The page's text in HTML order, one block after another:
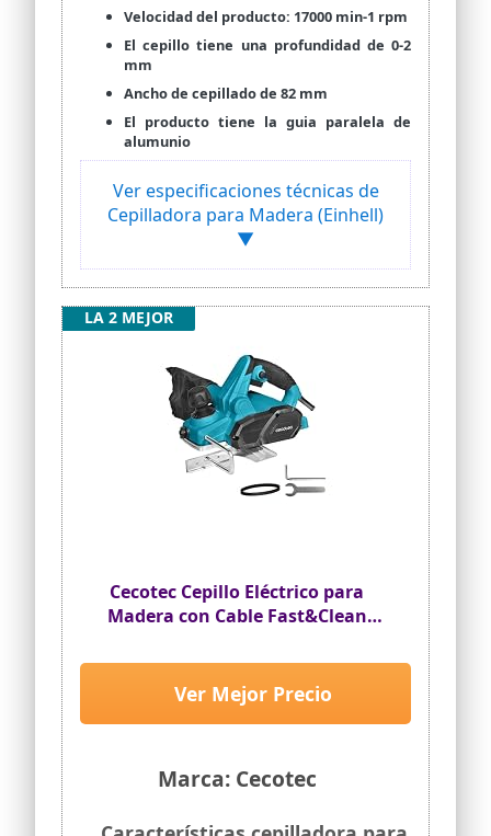
Velocidad del producto: 17000 min-1 rpm
El cepillo tiene una profundidad de 0-2
mm
Ancho de cepillado de 82 mm
El producto tiene la guia paralela de
alumunio
Ver especificaciones técnicas de
Cepilladora para Madera (Einhell)
▼
Cecotec Cepillo Eléctrico para
Madera con Cable Fast&Clean
Profundidad 2mm, Ancho 82mm,
Dobles Cuchillas Reversibles,
Bolsa de Recogida, Conexión para
Marca: Cecotec
Ver Mejor Precio
LA 2 MEJOR